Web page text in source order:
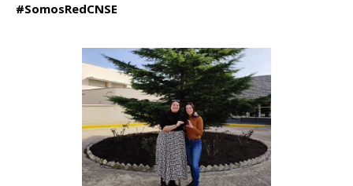
#SomosRedCNSE